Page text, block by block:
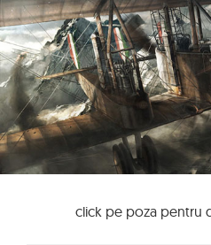
click pe poza pentru